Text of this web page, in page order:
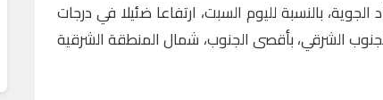
الجوية، بالنسبة لليوم السبت، ارتفاعا ضئيلا في درجات
الشرقي، بأقصى الجنوب، شمال المنطقة الشرقية